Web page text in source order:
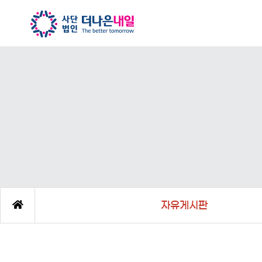
자유게시판